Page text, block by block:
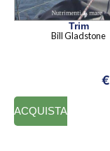
Trim
Bill Gladstone
€
ACQUISTA